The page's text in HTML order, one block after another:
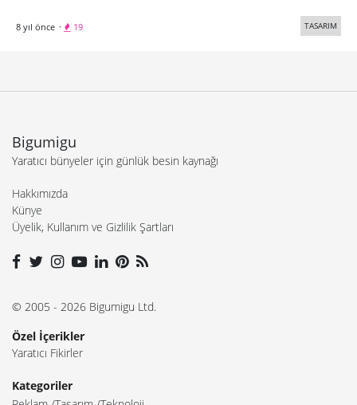
8 yıl önce · 19 TASARIM
Bigumigu
Yaratıcı bünyeler için günlük besin kaynağı
Hakkımızda
Künye
Üyelik, Kullanım ve Gizlilik Şartları
© 2005 - 2026 Bigumigu Ltd.
Özel İçerikler
Yaratıcı Fikirler
Kategoriler